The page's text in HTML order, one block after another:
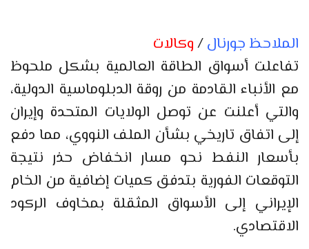
الملاحظ جورنال/وكالات
تفاعلت أسواق الطاقة العالمية بشكل ملحوظ
مع الأنباء القادمة من روقة الدبلوماسية الدولية،
والتي أعلنت عن توصل الولايات المتحدة وإيران
إلى اتفاق تاريخي بشأن الملف النووي، مما دفع
بأسعار النفط نحو مسار انخفاض حذر نتيجة
التوقعات الفورية بتدفق كميات إضافية من الخام
الإيراني إلى الأسواق المثقلة بمخاوف الركود
الاقتصادي.